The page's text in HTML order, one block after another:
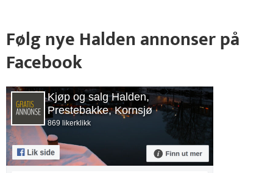
Følg nye Halden annonser på
Facebook
Kjøp og salg Halden,
Prestebakke, Kornsjø
869 likerklikk